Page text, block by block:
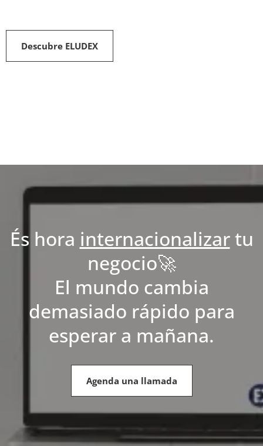
Descubre ELUDEX
És hora internacionalizartu
negocio🚀
El mundo cambia
demasiado rápido para
esperar a mañana.
Agenda una llamada